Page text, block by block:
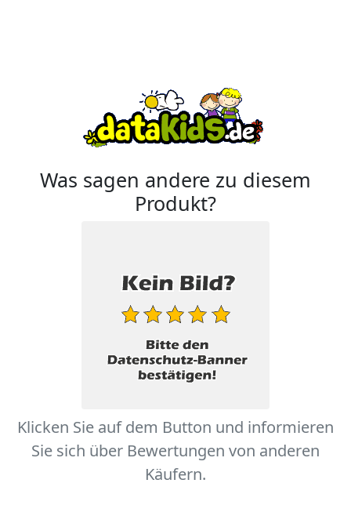
Was sagen andere zu diesem
Produkt?
Klicken Sie auf dem Button und informieren
Sie sich über Bewertungen von anderen
Käufern.